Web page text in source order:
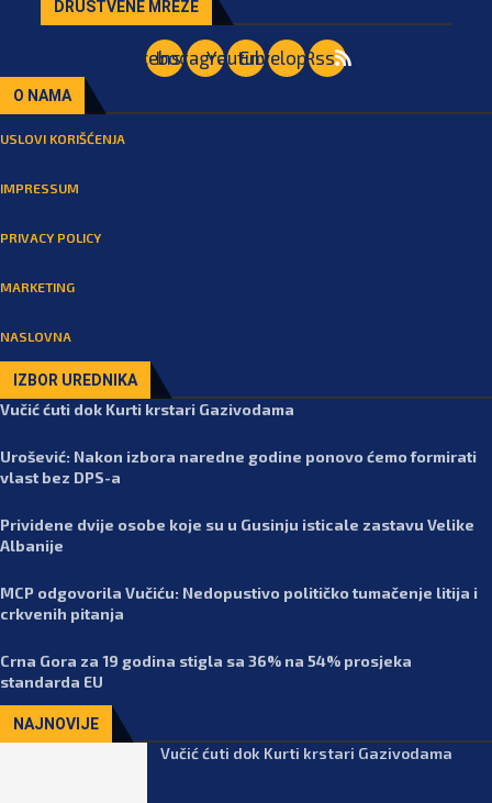
DRUŠTVENE MREŽE
Facebook
Instagram
YoutubeEnvelopeRss
O NAMA
USLOVI KORIŠĆENJA
IMPRESSUM
PRIVACY POLICY
MARKETING
NASLOVNA
IZBOR UREDNIKA
Vučić ćuti dok Kurti krstari Gazivodama
Urošević: Nakon izbora naredne godine ponovo ćemo formirati
vlast bez DPS-a
Prividene dvije osobe koje su u Gusinju isticale zastavu Velike
Albanije
MCP odgovorila Vučiću: Nedopustivo političko tumačenje litija i
crkvenih pitanja
Crna Gora za 19 godina stigla sa 36% na 54% prosjeka
standarda EU
NAJNOVIJE
Vučić ćuti dok Kurti krstari Gazivodama